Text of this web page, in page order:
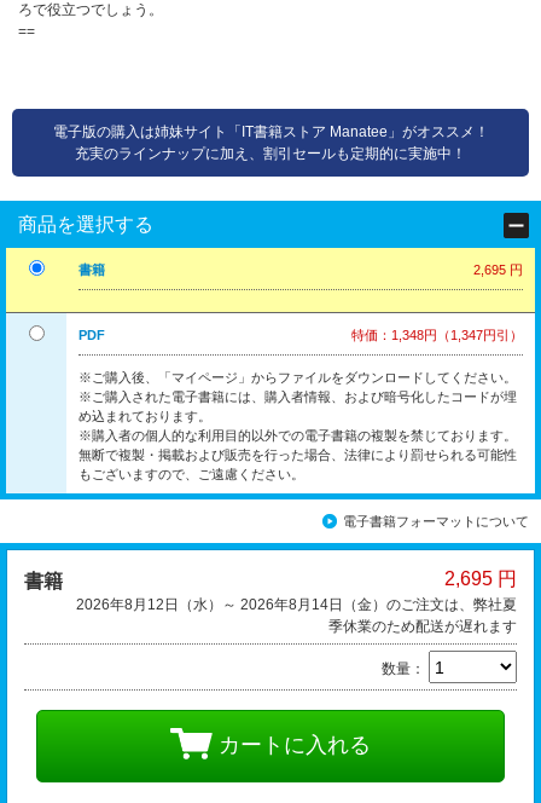
ろで役立つでしょう。
==
電子版の購入は姉妹サイト「IT書籍ストア Manatee」がオススメ！
充実のラインナップに加え、割引セールも定期的に実施中！
商品を選択する
書籍 2,695 円
PDF 特価：1,348円（1,347円引）
※ご購入後、「マイページ」からファイルをダウンロードしてください。
※ご購入された電子書籍には、購入者情報、および暗号化したコードが埋
め込まれております。
※購入者の個人的な利用目的以外での電子書籍の複製を禁じております。
無断で複製・掲載および販売を行った場合、法律により罰せられる可能性
もございますので、ご遠慮ください。
電子書籍フォーマットについて
書籍 2,695 円
2026年8月12日（水）～ 2026年8月14日（金）のご注文は、弊社夏
季休業のため配送が遅れます
数量：
カートに入れる